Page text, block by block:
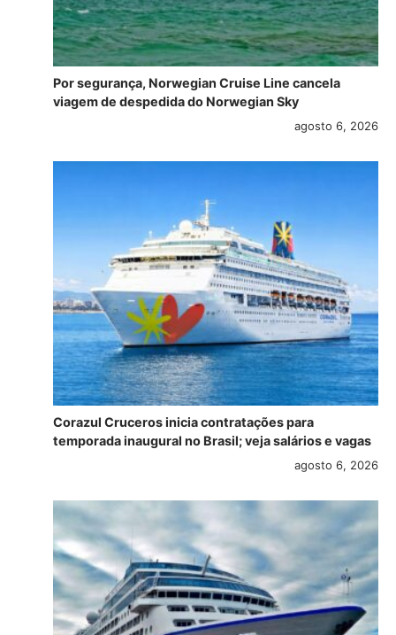
Por segurança, Norwegian Cruise Line cancela
viagem de despedida do Norwegian Sky
agosto 6, 2026
Corazul Cruceros inicia contratações para
temporada inaugural no Brasil; veja salários e vagas
agosto 6, 2026